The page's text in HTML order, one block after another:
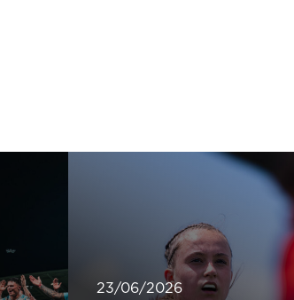
23/06/2026